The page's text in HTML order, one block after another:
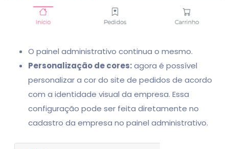
O painel administrativo continua o mesmo.
Personalização de cores:agora é possível
personalizar a cor do site de pedidos de acordo
com a identidade visual da empresa. Essa
configuração pode ser feita diretamente no
cadastro da empresa no painel administrativo.